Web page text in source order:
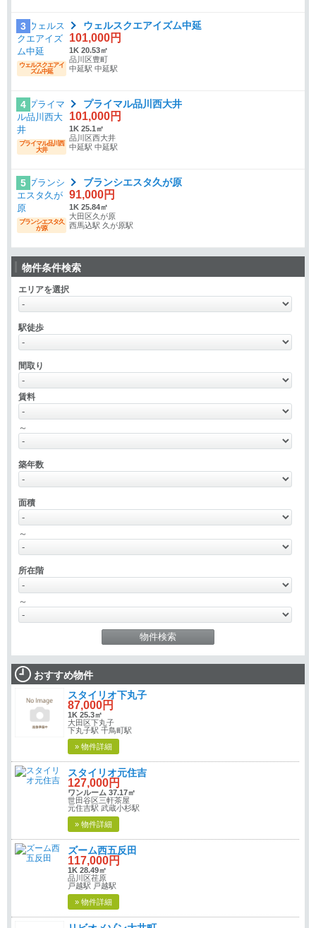
3
ウェルスクエアイ
ズム中延
ウェルスクエアイズム中延
101,000円
1K 20.53㎡
品川区豊町
中延駅 中延駅
4
プライマル品川西
大井
プライマル品川西大井
101,000円
1K 25.1㎡
品川区西大井
中延駅 中延駅
5
ブランシエスタ久
が原
ブランシエスタ久が原
91,000円
1K 25.84㎡
大田区久が原
西馬込駅 久が原駅
物件条件検索
エリアを選択
駅徒歩
間取り
賃料
～
築年数
面積
～
所在階
～
おすすめ物件
スタイリオ下丸子
87,000円
1K 25.3㎡
大田区下丸子
下丸子駅 千鳥町駅
» 物件詳細
スタイリオ元住吉
127,000円
ワンルーム 37.17㎡
世田谷区三軒茶屋
元住吉駅 武蔵小杉駅
» 物件詳細
ズーム西五反田
117,000円
1K 28.49㎡
品川区荏原
戸越駅 戸越駅
» 物件詳細